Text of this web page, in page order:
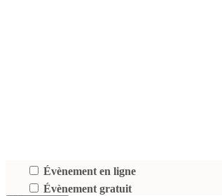
Évènement en ligne
Évènement gratuit